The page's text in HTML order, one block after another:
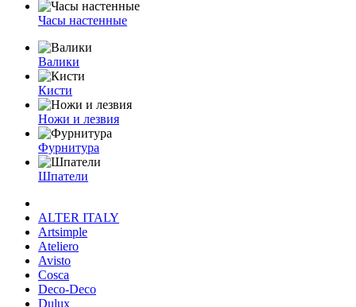
Часы настенные
Валики
Кисти
Ножи и лезвия
Фурнитура
Шпатели
ALTER ITALY
Artsimple
Ateliero
Avisto
Cosca
Deco-Deco
Dulux